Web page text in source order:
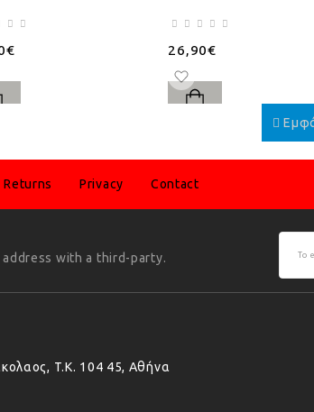
26,90€
Returns Privacy Contact
address with a third-party.
T.K. 104 45, Αθήνα